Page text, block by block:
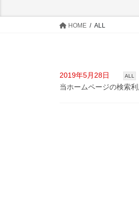
HOME ALL
2019年5月28日 ALL
当ホームページの検索